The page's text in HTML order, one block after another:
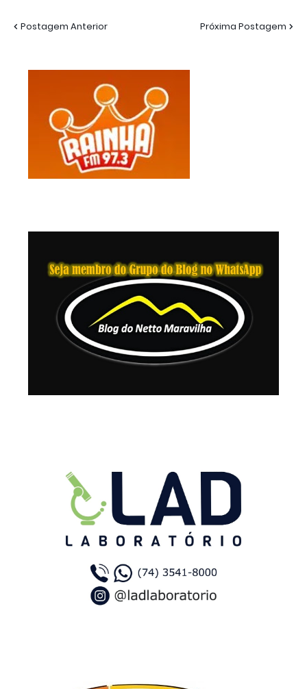
Postagem Anterior Próxima Postagem